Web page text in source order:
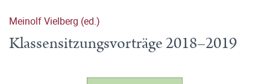
Meinolf Vielberg (ed.)
Klassensitzungsvorträge 2018–2019